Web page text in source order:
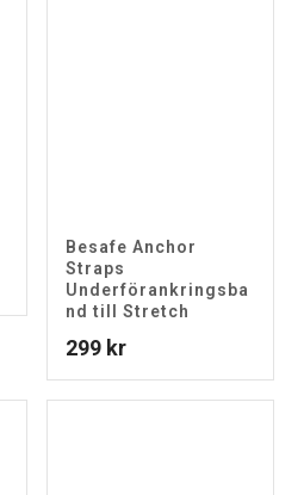
Besafe Anchor
Straps
Underförankringsba
nd till Stretch
299 kr